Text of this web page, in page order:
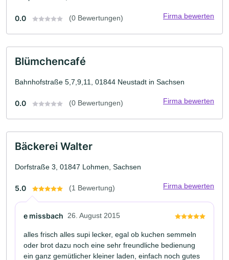
0.0 (0 Bewertungen) Firma bewerten
Blümchencafé
Bahnhofstraße 5,7,9,11, 01844 Neustadt in Sachsen
0.0 (0 Bewertungen) Firma bewerten
Bäckerei Walter
Dorfstraße 3, 01847 Lohmen, Sachsen
5.0 (1 Bewertung) Firma bewerten
e missbach 26. August 2015
alles frisch alles supi lecker, egal ob kuchen semmeln
oder brot dazu noch eine sehr freundliche bedienung
ein ganz gemütlicher kleiner laden, einfach noch gutes